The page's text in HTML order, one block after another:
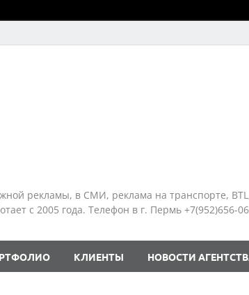
рекламы, в СМИ, реклама на транспорте,
с 2005 года. Телефон в г. Пермь +7(952)656-
КЛИЕНТЫ НОВОСТИ